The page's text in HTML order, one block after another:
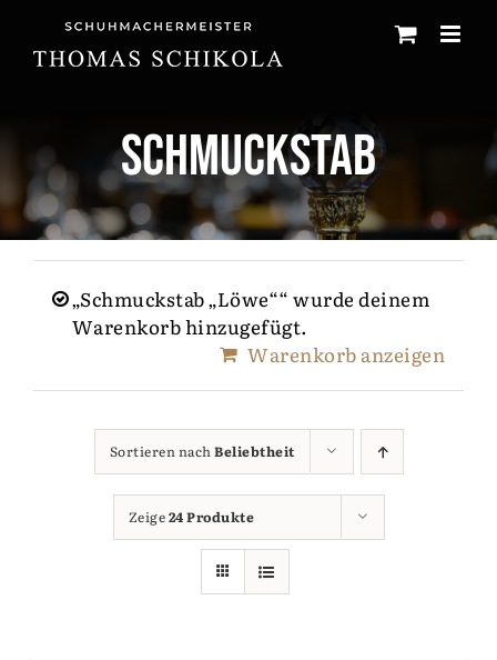
springen
Schmuckstab
„Schmuckstab „Löwe““ wurde deinem
Warenkorb hinzugefügt.
Warenkorb anzeigen
Sortieren nachBeliebtheit
Zeige24 Produkte